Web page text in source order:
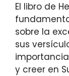
El libro de
sobre la
sus
y creer en